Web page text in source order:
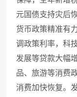
元国债支持灾后
货币政策精准有
调政策利率，科
发展等贷款大幅
品、旅游等消费
消费加快恢复。